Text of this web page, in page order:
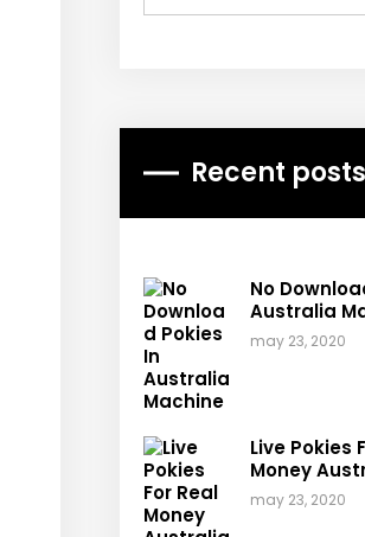
Recent posts
No
Australia
may 23, 2020
Live Pokies
Money
may 23, 2020